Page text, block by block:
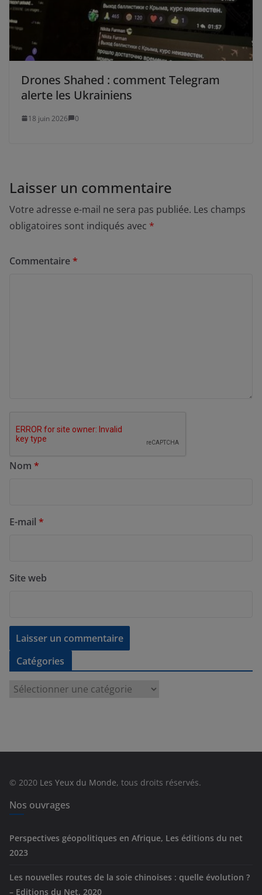
Drones Shahed : comment Telegram
alerte les Ukrainiens
18 juin 2026 0
Laisser un commentaire
Votre adresse e-mail ne sera pas publiée. Les champs
obligatoires sont indiqués avec *
Commentaire*
Nom *
E-mail *
Site web
Catégories
e
s
© 2020 Les Yeux du Monde, tous droits réservés.
Nos ouvrages
Perspectives géopolitiques en Afrique, Les éditions du net
2023
Les nouvelles routes de la soie chinoises : quelle évolution ?
– Editions du Net, 2020